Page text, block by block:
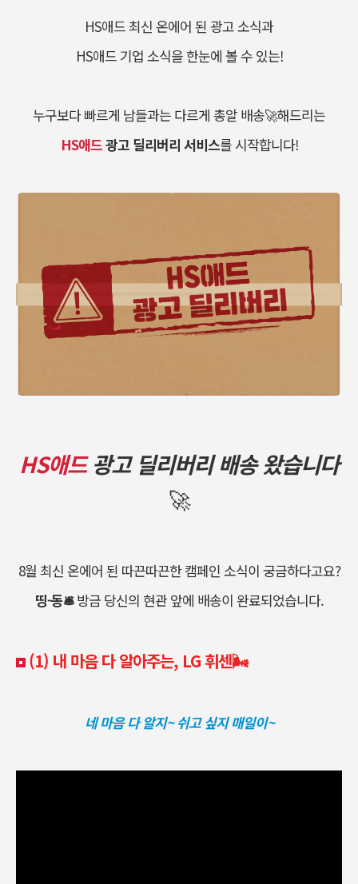
HS애드 최신 온에어 된 광고 소식과
HS애드 기업 소식을 한눈에 볼 수 있는!
누구보다 빠르게 남들과는 다르게 총알 배송🚀해드리는
HS애드광고 딜리버리 서비스를 시작합니다!
HS애드광고 딜리버리 배송 왔습니다
🚀
8월 최신 온에어 된 따끈따끈한 캠페인 소식이 궁금하다고요?
띵-동🛎 방금 당신의 현관 앞에 배송이 완료되었습니다.
(1) 내 마음 다 알아주는, LG 휘센🌬️
네 마음 다 알지~ 쉬고 싶지 매일이~